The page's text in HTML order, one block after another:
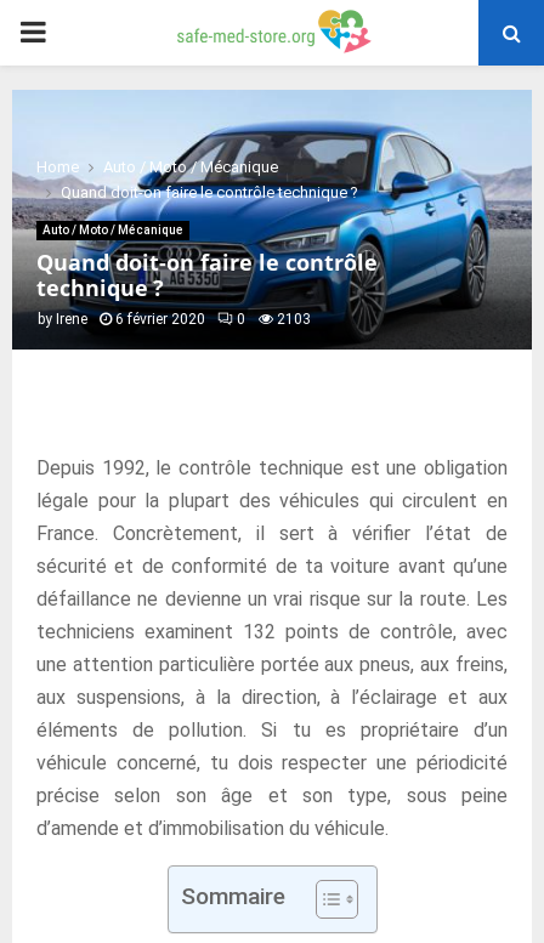
PRIMARY
MENU
Home
Auto / Moto / Mécanique
Quand doit-on faire le contrôle technique ?
Auto / Moto / Mécanique
Quand doit-on faire le contrôle
technique ?
by Irene 6 février 2020 0 2103
Depuis 1992, le contrôle technique est une obligation
légale pour la plupart des véhicules qui circulent en
France. Concrètement, il sert à vérifier l’état de
sécurité et de conformité de ta voiture avant qu’une
défaillance ne devienne un vrai risque sur la route. Les
techniciens examinent 132 points de contrôle, avec
une attention particulière portée aux pneus, aux freins,
aux suspensions, à la direction, à l’éclairage et aux
éléments de pollution. Si tu es propriétaire d’un
véhicule concerné, tu dois respecter une périodicité
précise selon son âge et son type, sous peine
d’amende et d’immobilisation du véhicule.
Sommaire